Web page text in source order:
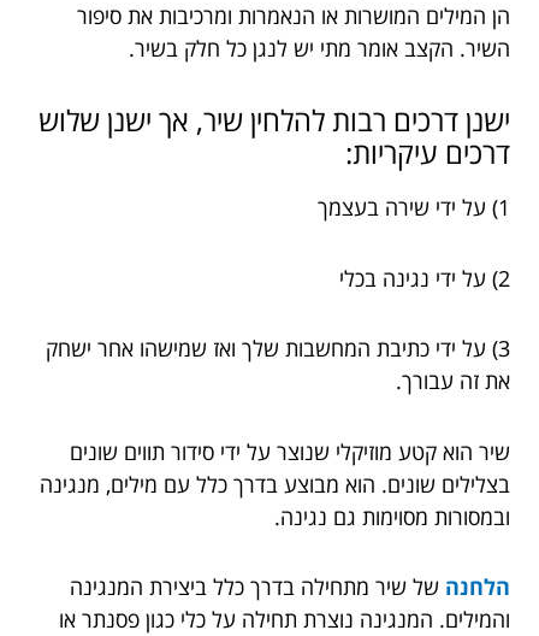
הן המילים המושרות או הנאמרות ומרכיבות את סיפור
השיר. הקצב אומר מתי יש לנגן כל חלק בשיר.
ישנן דרכים רבות להלחין שיר, אך ישנן שלוש
דרכים עיקריות:
1) על ידי שירה בעצמך
2) על ידי נגינה בכלי
3) על ידי כתיבת המחשבות שלך ואז שמישהו אחר ישחק
את זה עבורך.
שיר הוא קטע מוזיקלי שנוצר על ידי סידור תווים שונים
בצלילים שונים. הוא מבוצע בדרך כלל עם מילים, מנגינה
ובמסורות מסוימות גם נגינה.
הלחנה של שיר מתחילה בדרך כלל ביצירת המנגינה
והמילים. המנגינה נוצרת תחילה על כלי כגון פסנתר או